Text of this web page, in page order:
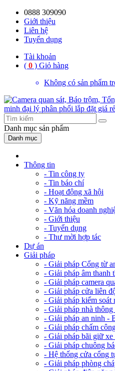
0888 309090
Giới thiệu
Liên hệ
Tuyển dụng
Tài khoản
( 0 ) Giỏ hàng
Không có sản phẩm
Danh mục sản phẩm
Danh mục
Thông tin
- Tin công ty
- Tin báo chí
- Hoạt động xã hội
- Kỹ năng mềm
- Văn hóa doanh
- Giới thiệu
- Tuyển dụng
- Thư mời hợp tác
Dự án
Giải pháp
- Giải pháp Cổng từ
- Giải pháp âm thanh
- Giải pháp camera
- Giải pháp cửa liên
- Giải pháp kiểm soát
- Giải pháp nhà thông
- Giải pháp an ninh -
- Giải pháp chấm
- Giải pháp bãi giữ xe
- Giải pháp chuông
- Hệ thống cửa cổng
- Giải pháp phòng